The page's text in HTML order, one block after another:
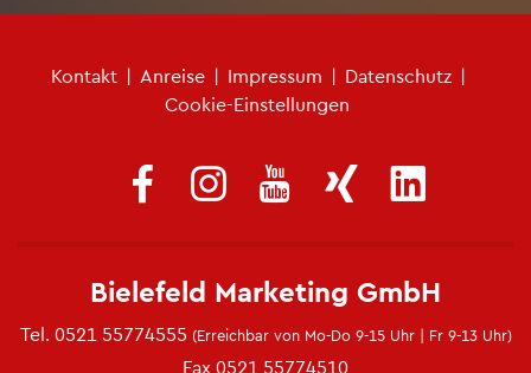
Kon­takt | An­rei­se | Im­pres­sum | Da­ten­schutz |
Coo­kie-Ein­stel­lun­gen
Bie­le­feld Mar­ke­ting GmbH
Tel. 0521 55774555 (Er­reich­bar von Mo-Do 9-15 Uhr | Fr 9-13 Uhr)
Fax 0521 55774510